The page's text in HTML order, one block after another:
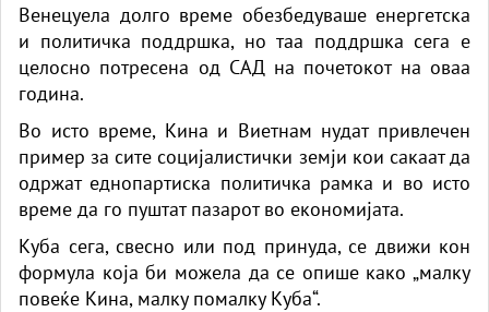
Венецуела долго време обезбедуваше енергетска
и политичка поддршка, но таа поддршка сега е
целосно потресена од САД на почетокот на оваа
година.
Во исто време, Кина и Виетнам нудат привлечен
пример за сите социјалистички земји кои сакаат да
одржат еднопартиска политичка рамка и во исто
време да го пуштат пазарот во економијата.
Куба сега, свесно или под принуда, се движи кон
формула која би можела да се опише како „малку
повеќе Кина, малку помалку Куба“.